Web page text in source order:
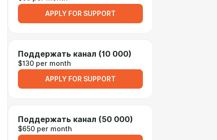
APPLY FOR SUPPORT
Поддержать канал (10 000)
$130 per month
APPLY FOR SUPPORT
Поддержать канал (50 000)
$650 per month